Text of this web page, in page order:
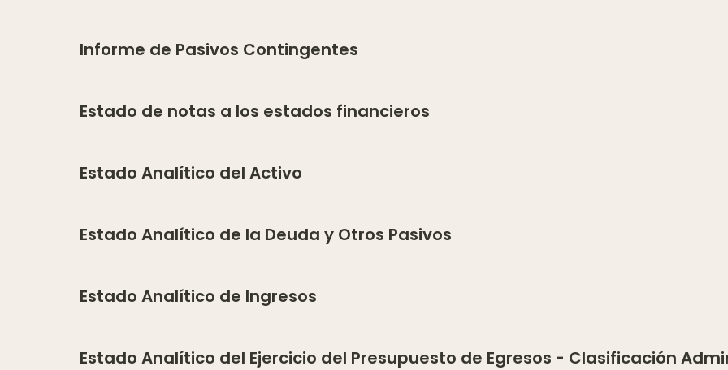
Informe de Pasivos Contingentes
Estado de notas a los estados financieros
Estado Analítico del Activo
Estado Analítico de la Deuda y Otros Pasivos
Estado Analítico de Ingresos
Estado Analítico del Ejercicio del Presupuesto de Egresos - Clasificación